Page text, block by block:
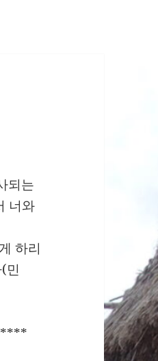
되는
너와
하리
민